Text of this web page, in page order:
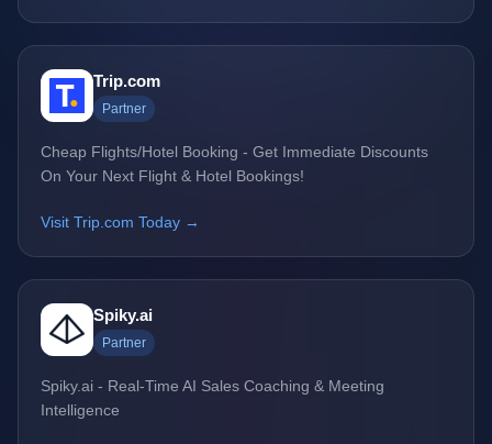
Trip.com
Partner
Cheap Flights/Hotel Booking - Get Immediate Discounts
On Your Next Flight & Hotel Bookings!
Visit Trip.com Today →
Spiky.ai
Partner
Spiky.ai - Real-Time AI Sales Coaching & Meeting
Intelligence